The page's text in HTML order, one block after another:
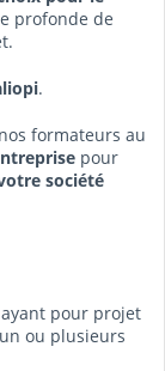
profonde de
.
formateurs au
pour
société
pour projet
ou plusieurs